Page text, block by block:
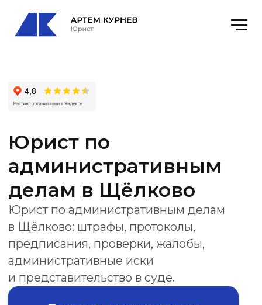
Юрист по
делам в Щёлково
Юрист по административным делам
в Щёлково: штрафы, протоколы,
предписания, проверки, жалобы,
административные иски
и представительство в суде.
Получить консультацию